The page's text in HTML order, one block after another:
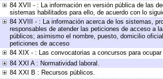
84 XVII - : La información en versión pública de las
sistemas habilitados para ello, de acuerdo con lo
84 XVIII - : La información acerca de los sistemas,
responsables de atender las peticiones de acceso a
públicos; asimismo el nombre, puesto, domicilio
peticiones de acceso
84 XIX - : Las convocatorias a concursos para
84 XXI A : Normatividad laboral.
84 XXI B : Recursos públicos.